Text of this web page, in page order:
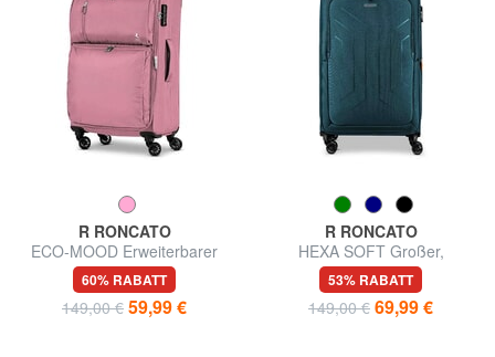
R RONCATO
ECO-MOOD Erweiterbarer
Trolley mittlerer Größe
60% RABATT
149,00 € 59,99 €
R RONCATO
HEXA SOFT Großer,
erweiterbarer Trolley
53% RABATT
149,00 € 69,99 €